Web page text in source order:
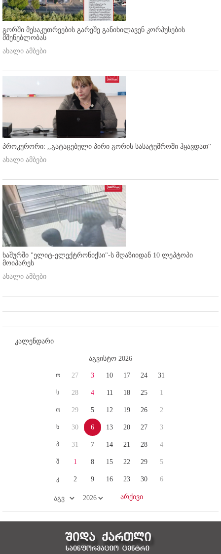
გორში მესაკუთრეების გარეშე განიხილავენ კორპუსების
მშენებლობას
ახალი ამბები
პროკურორი: ,,გატაცებული პირი გორის სასატუმროში ჰყავდათ''
ახალი ამბები
ხაშურში "ელიტ-ელექტრონიქსი"-ს მღაზიიდან 10 ლეპტოპი
მოიპარეს
ახალი ამბები
კალენდარი
აგვისტო 2026
ო
ს
ო
ხ
პ
შ
კ
27
28
29
30
31
1
2
3
4
5
6
7
8
9
10
11
12
13
14
15
16
17
18
19
20
21
22
23
24
25
26
27
28
29
30
31
1
2
3
4
5
6